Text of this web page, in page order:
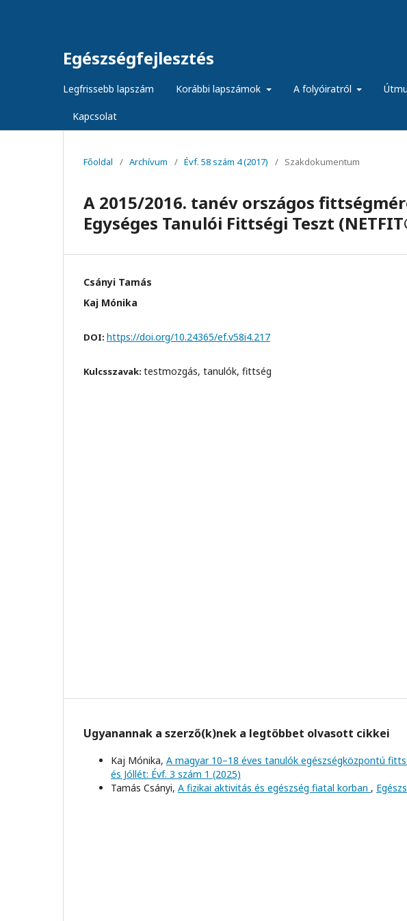
Egészségfejlesztés
Legfrissebb lapszám Korábbi lapszámok A folyóiratról
Kapcsolat
Főoldal / Archívum / Évf. 58 szám 4 (2017) / Szakdokumentum
A 2015/2016. tanév országos
Egységes Tanulói Fittségi Teszt
Csányi Tamás
Kaj Mónika
DOI: https://doi.org/10.24365/ef.v58i4.217
Kulcsszavak: testmozgás, tanulók, fittség
Ugyanannak a szerző(k)nek a legtöbbet olvasott cikkei
Kaj Mónika, A magyar 10–18 éves tanulók egészségközpontú
és Jóllét: Évf. 3 szám 1 (2025)
Tamás Csányi, A fizikai aktivitás és egészség fiatal korban ,